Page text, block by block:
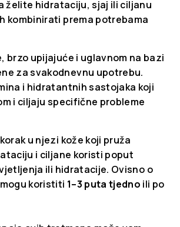
želite hidrataciju, sjaj ili ciljanu
kombinirati prema potrebama
brzo upijajuće i uglavnom na bazi
za svakodnevnu upotrebu.
i hidratantnih sastojaka koji
i ciljaju specifične probleme
u njezi kože koji pruža
i ciljane koristi poput
ili hidratacije. Ovisno o
koristiti 1–3 puta tjedno ili po